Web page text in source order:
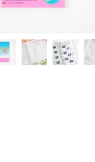
- SEGA SATURN
ト - DREAM CAST